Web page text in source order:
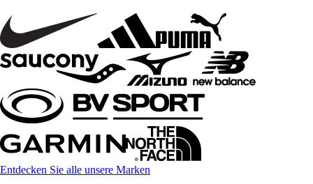
Entdecken Sie alle unsere Marken